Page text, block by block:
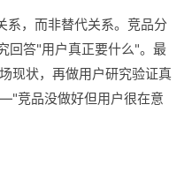
系，而非替代关系。竞品分
回答"用户真正要什么"。最
现状，再做用户研究验证真
竞品没做好但用户很在意